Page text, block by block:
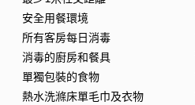
安全用餐環境
所有客房每日消毒
消毒的廚房和餐具
單獨包裝的食物
熱水洗滌床單毛巾及衣物